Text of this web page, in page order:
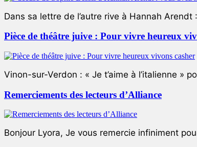
Dans sa lettre de l’autre rive à Hannah Arendt
Pièce de théâtre juive : Pour vivre heureux
Vinon-sur-Verdon : « Je t’aime à l’italienne »
Remerciements des lecteurs d’Alliance
Bonjour Lyora, Je vous remercie infiniment